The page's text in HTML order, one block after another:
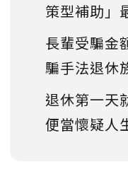
策型補助」
長輩受騙金
騙手法退休
退休第一天
便當懷疑人